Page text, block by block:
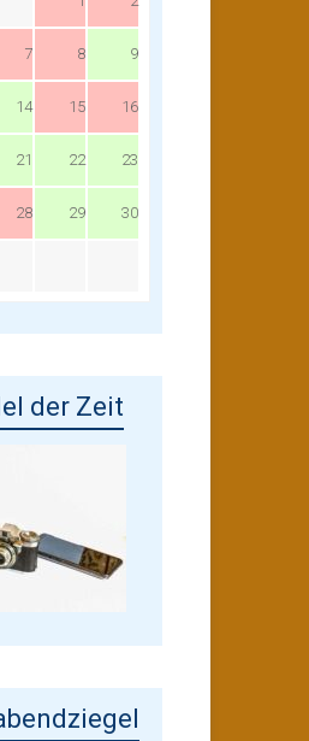
7 8 9
14 15 16
21 22 23
28 29 30
der Zeit